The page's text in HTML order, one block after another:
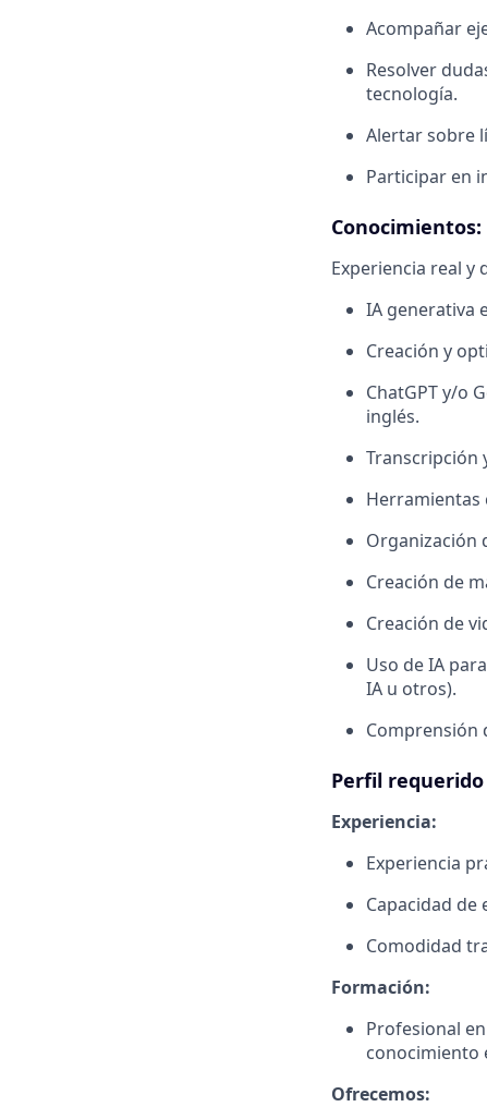
Acompañar
Resolver
tecnología.
Alertar sobre
Participar en
Conocimientos:
Experiencia real y
IA generativa
Creación y
ChatGPT y/o
inglés.
Transcripción
Herramientas
Organización
Creación de
Creación de
Uso de IA
IA u otros).
Comprensión
Perfil requerido
Experiencia:
Experiencia
Capacidad de
Comodidad
Formación:
Profesional
conocimiento
Ofrecemos: